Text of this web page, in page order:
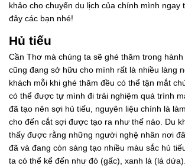
khảo cho chuyến du lịch của chính mình ngay
đây các bạn nhé!
Hủ tiếu
Cần Thơ mà chúng ta sẽ ghé thăm trong
cũng đang sở hữu cho mình rất là nhiều làng
khách mỗi khi ghé thăm đều có thể tận mắt
có thể được tự mình đi trải nghiệm quá trình
đã tạo nên sợi hủ tiếu, nguyên liệu chính là
cho đến cắt sợi được tạo ra như thế nào. Du
thấy được rằng những người nghệ nhân nơi
đã và đang còn sáng tạo nhiều màu sắc hủ
ta có thể kể đến như đỏ (gấc), xanh lá (lá